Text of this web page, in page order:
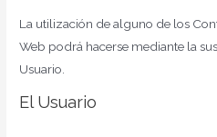
La utilización de alguno de los
Web podrá hacerse mediante la
Usuario.
El Usuario